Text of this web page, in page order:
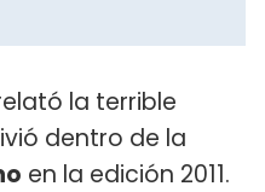
la terrible
dentro de la
en la edición 2011.